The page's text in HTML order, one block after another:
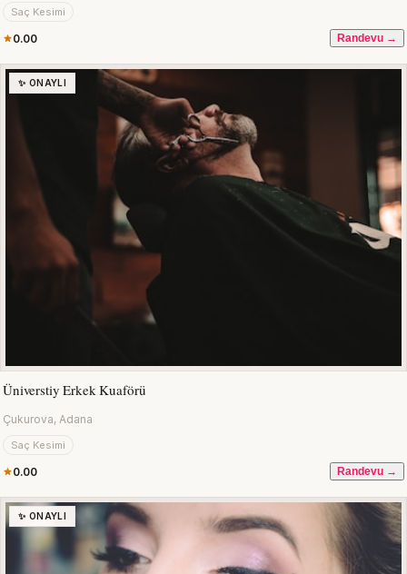
Saç Kesimi
0.00 Randevu →
✨ ONAYLI
Üniverstiy Erkek Kuaförü
Çukurova, Adana
Saç Kesimi
0.00 Randevu →
✨ ONAYLI